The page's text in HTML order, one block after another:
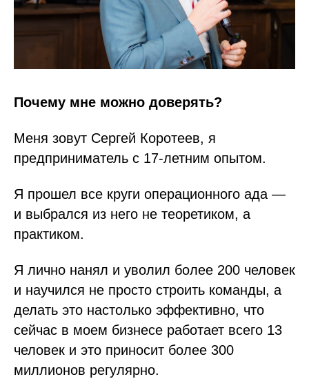
Почему мне можно доверять?
Меня зовут Сергей Коротеев, я
предприниматель с 17-летним опытом.
Я прошел все круги операционного ада —
и выбрался из него не теоретиком, а
практиком.
Я лично нанял и уволил более 200 человек
и научился не просто строить команды, а
делать это настолько эффективно, что
сейчас в моем бизнесе работает всего 13
человек и это приносит более 300
миллионов регулярно.